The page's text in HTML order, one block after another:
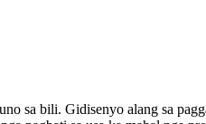
sa bili. Gidisenyo alang sa